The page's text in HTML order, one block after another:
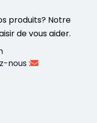
produits? Notre
de vous aider.
nous :